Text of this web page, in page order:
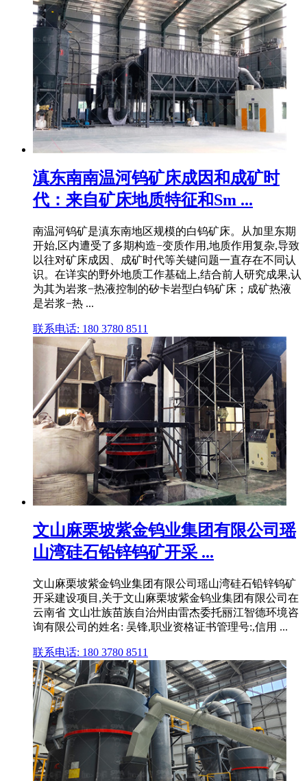
滇东南南温河钨矿床成因和成矿时
代：来自矿床地质特征和Sm ...
南温河钨矿是滇东南地区规模的白钨矿床。从加里东期
开始,区内遭受了多期构造−变质作用,地质作用复杂,导致
以往对矿床成因、成矿时代等关键问题一直存在不同认
识。在详实的野外地质工作基础上,结合前人研究成果,认
为其为岩浆−热液控制的矽卡岩型白钨矿床；成矿热液
是岩浆−热 ...
联系电话: 180 3780 8511
文山麻栗坡紫金钨业集团有限公司瑶
山湾硅石铅锌钨矿开采 ...
文山麻栗坡紫金钨业集团有限公司瑶山湾硅石铅锌钨矿
开采建设项目,关于文山麻栗坡紫金钨业集团有限公司在
云南省 文山壮族苗族自治州由雷杰委托丽江智德环境咨
询有限公司的姓名: 吴锋,职业资格证书管理号:,信用 ...
联系电话: 180 3780 8511